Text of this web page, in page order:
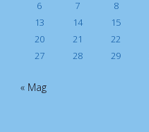
6
7 8
13
14 15
20
21 22
27
28 29
« Mag